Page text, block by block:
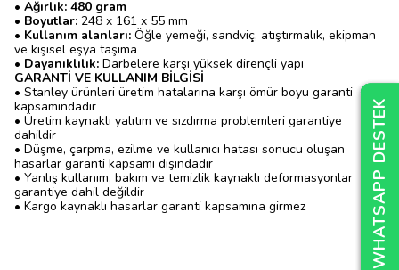
• Ağırlık: 480 gram
• Boyutlar: 248 x 161 x 55 mm
• Kullanım alanları: Öğle yemeği, sandviç, atıştırmalık, ekipman
ve kişisel eşya taşıma
• Dayanıklılık: Darbelere karşı yüksek dirençli yapı
GARANTİ VE KULLANIM BİLGİSİ
• Stanley ürünleri üretim hatalarına karşı ömür boyu garanti
kapsamındadır
• Üretim kaynaklı yalıtım ve sızdırma problemleri garantiye
dahildir
• Düşme, çarpma, ezilme ve kullanıcı hatası sonucu oluşan
hasarlar garanti kapsamı dışındadır
• Yanlış kullanım, bakım ve temizlik kaynaklı deformasyonlar
garantiye dahil değildir
• Kargo kaynaklı hasarlar garanti kapsamına girmez
WHATSAPP DESTEK
WHATSAPP DESTEK
WHATSAPP DESTEK